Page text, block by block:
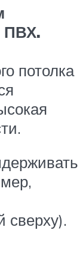
ПВХ.
потолка
сверху).